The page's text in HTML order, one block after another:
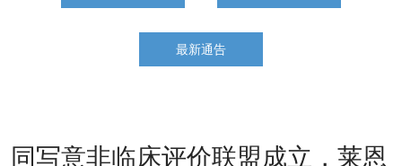
最新通告
同写意非临床评价联盟成立，莱恩